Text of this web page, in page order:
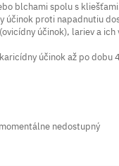
blchami spolu s
proti napadnutiu
účinok), lariev a
účinok až po
nedostupný